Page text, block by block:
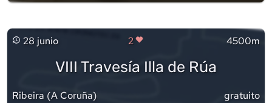
28 junio 2 4500m
VIII Travesía Illa de Rúa
Ribeira (A Coruña) gratuito